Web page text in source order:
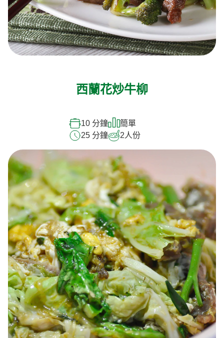
西蘭花炒牛柳
10 分鐘
簡單
25 分鐘
2人份